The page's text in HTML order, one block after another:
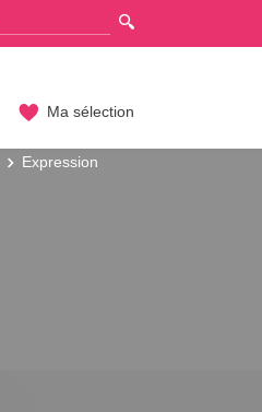
Ma sélection
Expression